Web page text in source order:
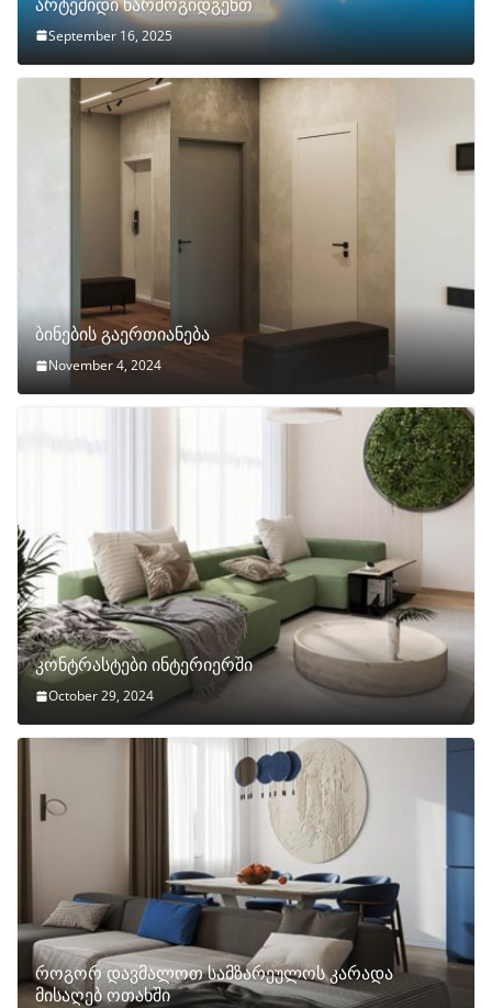
September 16, 2025
ბინების გაერთიანება
November 4, 2024
კონტრასტები ინტერიერში
October 29, 2024
როგორ დავმალოთ სამზარეულოს კარადა
მისაღებ ოთახში